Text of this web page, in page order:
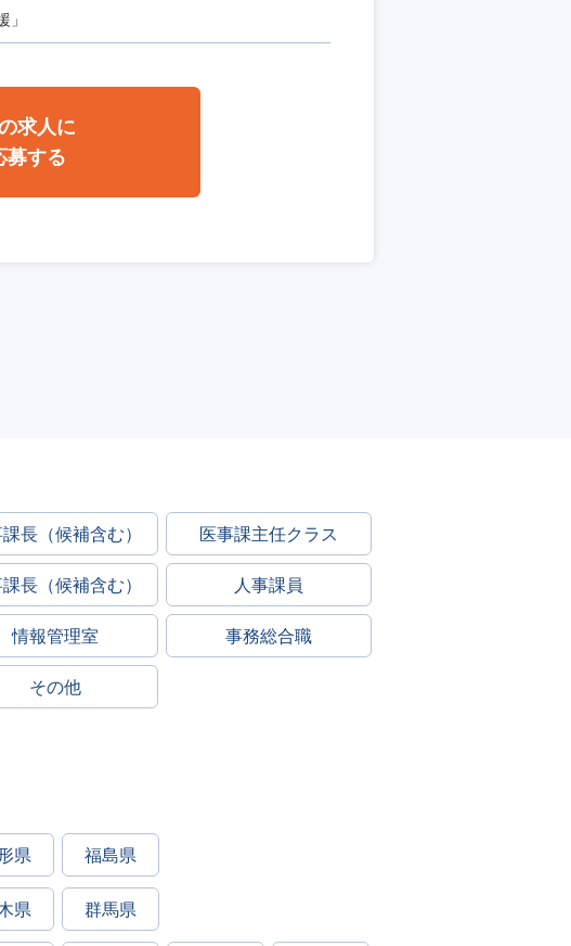
求人に
募する
長（候補含む） 医事課主任クラス
長（候補含む） 人事課員
情報管理室 事務総合職
その他
県 福島県
県 群馬県